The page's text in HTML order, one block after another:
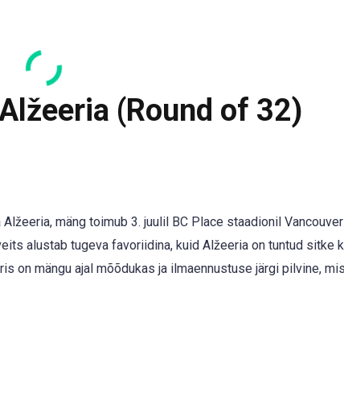
(Round of 32)
mäng toimub 3. juulil BC Place staadionil
alustab tugeva favoriidina, kuid Alžeeria on tuntud sitke
on mängu ajal mõõdukas ja ilmaennustuse järgi pilvine,